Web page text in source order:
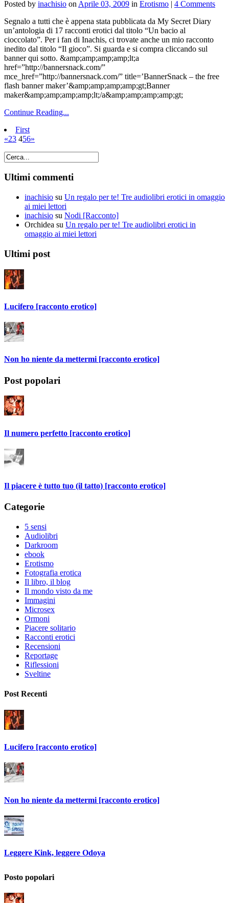
Posted by inachisio on Aprile 03, 2009 in Erotismo | 4 Comments
Segnalo a tutti che è appena stata pubblicata da My Secret Diary
un’antologia di 17 racconti erotici dal titolo “Un bacio al
cioccolato”. Per i fan di Inachis, ci trovate anche un mio racconto
inedito dal titolo “Il gioco”. Si guarda e si compra cliccando sul
banner qui sotto. &amp;amp;amp;amp;lt;a
href=”http://bannersnack.com/”
mce_href=”http://bannersnack.com/” title=’BannerSnack – the free
flash banner maker’&amp;amp;amp;amp;gt;Banner
maker&amp;amp;amp;amp;lt;/a&amp;amp;amp;amp;gt;
Continue Reading...
First
«23 456»
Ultimi commenti
inachisio su Un regalo per te! Tre audiolibri erotici in omaggio
ai miei lettori
inachisio su Nodi [Racconto]
Orchidea su Un regalo per te! Tre audiolibri erotici in
omaggio ai miei lettori
Ultimi post
Lucifero [racconto erotico]
Non ho niente da mettermi [racconto erotico]
Post popolari
Il numero perfetto [racconto erotico]
Il piacere è tutto tuo (il tatto) [racconto erotico]
Categorie
5 sensi
Audiolibri
Darkroom
ebook
Erotismo
Fotografia erotica
Il libro, il blog
Il mondo visto da me
Immagini
Microsex
Ormoni
Piacere solitario
Racconti erotici
Recensioni
Reportage
Riflessioni
Sveltine
Post Recenti
Lucifero [racconto erotico]
Non ho niente da mettermi [racconto erotico]
Leggere Kink, leggere Odoya
Posto popolari